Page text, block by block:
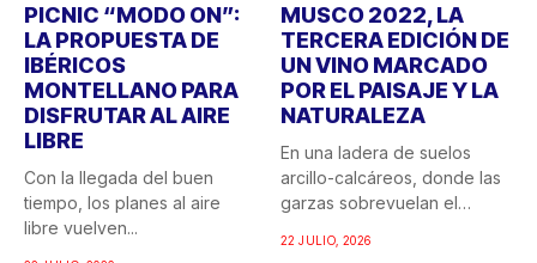
PICNIC “MODO ON”:
LA PROPUESTA DE
IBÉRICOS
MONTELLANO PARA
DISFRUTAR AL AIRE
LIBRE
Con la llegada del buen
tiempo, los planes al aire
libre vuelven...
MUSCO 2022, LA
TERCERA EDICIÓN DE
UN VINO MARCADO
POR EL PAISAJE Y LA
NATURALEZA
En una ladera de suelos
arcillo-calcáreos, donde las
garzas sobrevuelan el
22 JULIO, 2026